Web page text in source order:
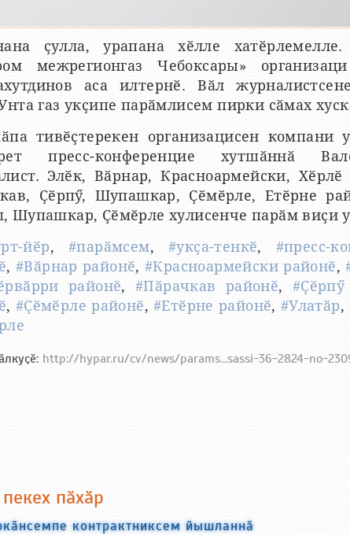
ҫулла, урапана хӗлле
межрегионгаз Чебоксары»
аса илтернӗ. Вӑл
газ укҫипе парӑмлисем пирки сӑмах
тивӗҫтерекен организацисен компани
пресс-конференцие хутшӑннӑ
Элӗк, Вӑрнар, Красноармейски, Хӗрлӗ
Ҫӗрпӳ, Шупашкар, Ҫӗмӗрле, Етӗрне
Шупашкар, Ҫӗмӗрле хулисенче парӑм виҫи
йӗр, #парӑмсем, #укҫа-тенкӗ, #пресс-
,#Вӑрнар районӗ,#Красноармейски районӗ,
районӗ, #Пӑрачкав районӗ,
, #Ҫӗмӗрле районӗ,#Етӗрне районӗ, #Улатӑр,
http://hypar.ru/cv/news/params...sassi-36-2824-no-
пӑхӑр
контрактниксем йышланнӑ